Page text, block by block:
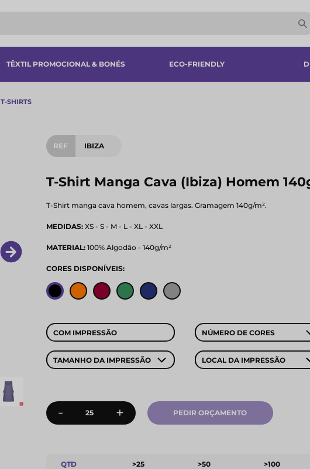
TÊXTIL PROMOCIONAL & BONÉS ECO-FRIENDLY
T-SHIRTS
REF IBIZA
T-Shirt Manga Cava (Ibiza) Homem
T-Shirt manga cava homem, cavas largas. Gramagem 140g/m².
MEDIDAS:XS - S - M - L - XL - XXL
MATERIAL:100% Algodão - 140g/m²
CORES DISPONÍVEIS:
COM IMPRESSÃO NÚMERO DE CORES
TAMANHO DA IMPRESSÃO LOCAL DA IMPRESSÃO
- + PEDIR ORÇAMENTO
QTD >25 >50 >100